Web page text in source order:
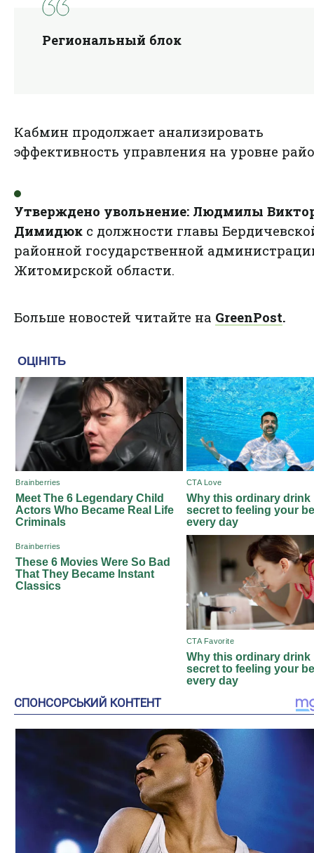
Региональный блок
Кабмин продолжает анализировать
эффективность управления на уровне
Утверждено увольнение: Людмилы
Димидюк с должности главы
районной государственной
Житомирской области.
Больше новостей читайте на GreenPost.